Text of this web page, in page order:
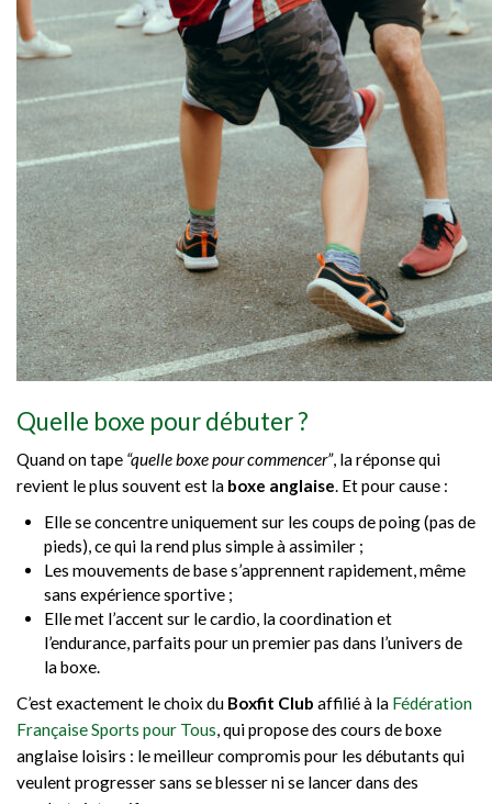
Quelle boxe pour débuter ?
Quand on tape “quelle boxe pour commencer”, la réponse qui
revient le plus souvent est la boxe anglaise. Et pour cause :
Elle se concentre uniquement sur les coups de poing (pas de
pieds), ce qui la rend plus simple à assimiler ;
Les mouvements de base s’apprennent rapidement, même
sans expérience sportive ;
Elle met l’accent sur le cardio, la coordination et
l’endurance, parfaits pour un premier pas dans l’univers de
la boxe.
C’est exactement le choix du Boxfit Club affilié à la Fédération
Française Sports pour Tous, qui propose des cours de boxe
anglaise loisirs : le meilleur compromis pour les débutants qui
veulent progresser sans se blesser ni se lancer dans des